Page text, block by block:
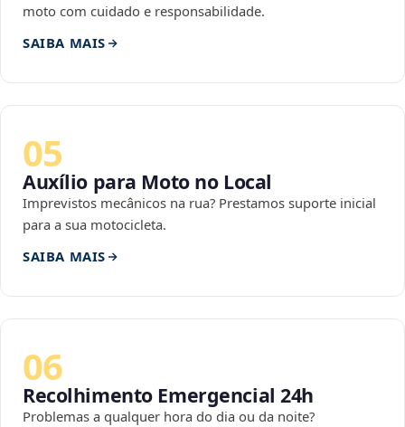
moto com cuidado e responsabilidade.
SAIBA MAIS
05
Auxílio para Moto no Local
Imprevistos mecânicos na rua? Prestamos suporte inicial
para a sua motocicleta.
SAIBA MAIS
06
Recolhimento Emergencial 24h
Problemas a qualquer hora do dia ou da noite?